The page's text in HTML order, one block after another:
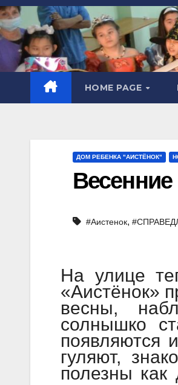
HOME PAGE
ДОМ РЕБЕНКА "AИСТЁНОК"
Весенние
#Аистенок,
На улице
«Аистёнок»
весны,
солнышко
появляются
гуляют,
полезны как